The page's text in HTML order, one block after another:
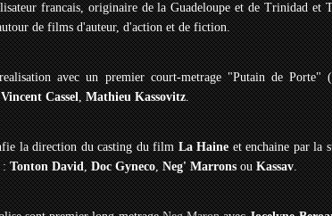
francais, originaire de la Guadeloupe et de Trinidad et
de films d'auteur, d'action et de fiction.
avec un premier court-metrage "Putain de Porte"
Vincent Cassel,Mathieu Kassovitz.
la direction du casting du filmLa Haineet enchaine par la
:Tonton David,Doc Gyneco,Neg' MarronsouKassav.